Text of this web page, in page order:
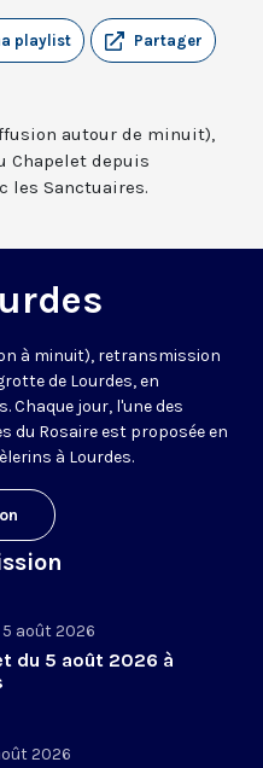
Partager
playlist
autour de minuit),
Chapelet depuis
les Sanctuaires.
à minuit), retransmission
de Lourdes, en
Chaque jour, l'une des
du Rosaire est proposée en
à Lourdes.
août 2026
du 5 août 2026 à
2026